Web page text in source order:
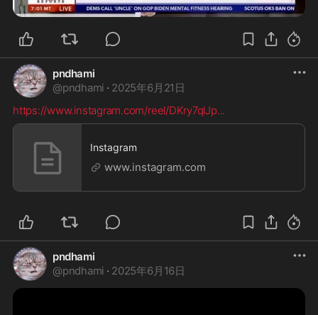
pndhami
@pndhami · 2025年6月21日
https://www.instagram.com/reel/DKry7qlJp...
Instagram
www.instagram.com
pndhami
@pndhami · 2025年6月16日